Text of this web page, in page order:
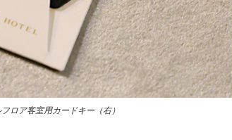
ロア客室用カードキー（右）